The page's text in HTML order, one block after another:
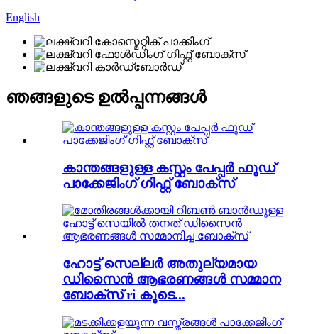
English
ഞങ്ങളുടെ ഉൽപ്പന്നങ്ങൾ
കാന്തങ്ങളുള്ള കസ്റ്റം പേപ്പർ ഫുഡ്
പാക്കേജിംഗ് ഗിഫ്റ്റ് ബോക്സ്
ഹോട്ട് സെല്ലർ അതുല്യമായ
ഡിസൈൻ ആഭരണങ്ങൾ സമ്മാന
ബോക്സ് ri കൂടെ...